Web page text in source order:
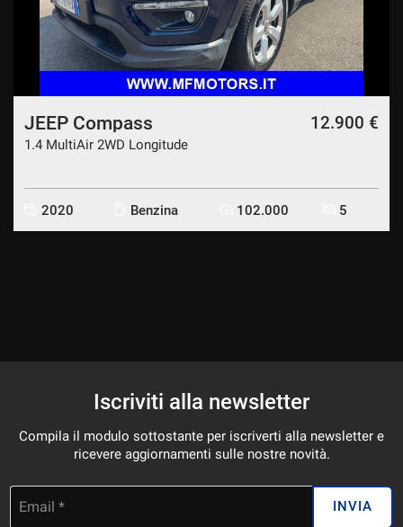
JEEP Compass
1.4 MultiAir 2WD Longitude
12.900 €
2020 Benzina 102.000 5
Iscriviti alla newsletter
Compila il modulo sottostante per iscriverti alla newsletter e
ricevere aggiornamenti sulle nostre novità.
Email * INVIA